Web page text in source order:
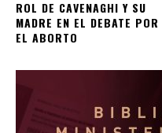
ROL DE CAVENAGHI Y SU
MADRE EN EL DEBATE POR
EL ABORTO